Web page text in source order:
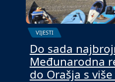
VIJESTI
Do sada
Međunarodna
do Orašja s